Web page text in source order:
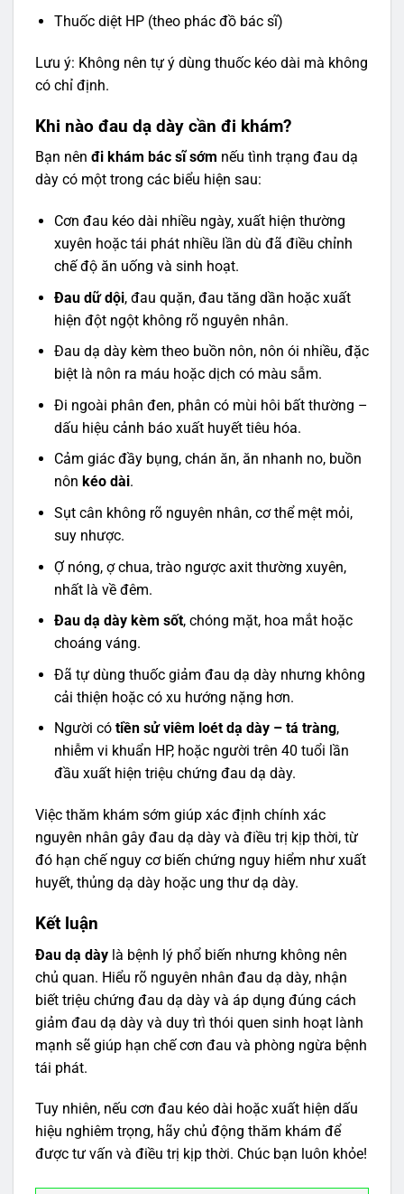
Thuốc diệt HP (theo phác đồ bác sĩ)
Lưu ý: Không nên tự ý dùng thuốc kéo dài mà không
có chỉ định.
Khi nào đau dạ dày cần đi khám?
Bạn nên đi khám bác sĩ sớm nếu tình trạng đau dạ
dày có một trong các biểu hiện sau:
Cơn đau kéo dài nhiều ngày, xuất hiện thường
xuyên hoặc tái phát nhiều lần dù đã điều chỉnh
chế độ ăn uống và sinh hoạt.
Đau dữ dội, đau quặn, đau tăng dần hoặc xuất
hiện đột ngột không rõ nguyên nhân.
Đau dạ dày kèm theo buồn nôn, nôn ói nhiều, đặc
biệt là nôn ra máu hoặc dịch có màu sẫm.
Đi ngoài phân đen, phân có mùi hôi bất thường –
dấu hiệu cảnh báo xuất huyết tiêu hóa.
Cảm giác đầy bụng, chán ăn, ăn nhanh no, buồn
nôn kéo dài.
Sụt cân không rõ nguyên nhân, cơ thể mệt mỏi,
suy nhược.
Ợ nóng, ợ chua, trào ngược axit thường xuyên,
nhất là về đêm.
Đau dạ dày kèm sốt, chóng mặt, hoa mắt hoặc
choáng váng.
Đã tự dùng thuốc giảm đau dạ dày nhưng không
cải thiện hoặc có xu hướng nặng hơn.
Người có tiền sử viêm loét dạ dày – tá tràng,
nhiễm vi khuẩn HP, hoặc người trên 40 tuổi lần
đầu xuất hiện triệu chứng đau dạ dày.
Việc thăm khám sớm giúp xác định chính xác
nguyên nhân gây đau dạ dày và điều trị kịp thời, từ
đó hạn chế nguy cơ biến chứng nguy hiểm như xuất
huyết, thủng dạ dày hoặc ung thư dạ dày.
Kết luận
Đau dạ dày là bệnh lý phổ biến nhưng không nên
chủ quan. Hiểu rõ nguyên nhân đau dạ dày, nhận
biết triệu chứng đau dạ dày và áp dụng đúng cách
giảm đau dạ dày và duy trì thói quen sinh hoạt lành
mạnh sẽ giúp hạn chế cơn đau và phòng ngừa bệnh
tái phát.
Tuy nhiên, nếu cơn đau kéo dài hoặc xuất hiện dấu
hiệu nghiêm trọng, hãy chủ động thăm khám để
được tư vấn và điều trị kịp thời. Chúc bạn luôn khỏe!